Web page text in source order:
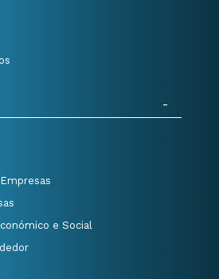
e Social